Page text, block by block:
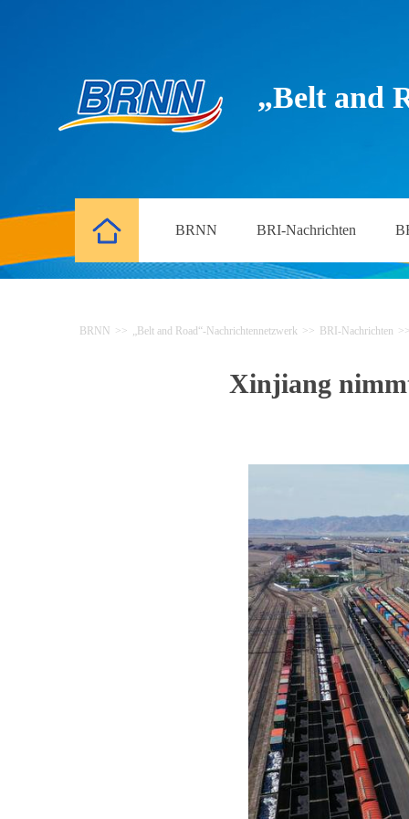
„Belt and
BRNN BRI-Nachrichten
BRNN >> „Belt and Road“-Nachrichtennetzwerk >> BRI-Nachrichten
Xinjiang